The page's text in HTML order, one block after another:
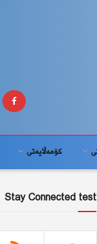
كۆمه‌ڵايه‌تى
Stay Connected test